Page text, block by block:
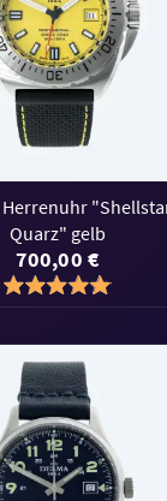
Herrenuhr
Quarz" gelb
700,00 €